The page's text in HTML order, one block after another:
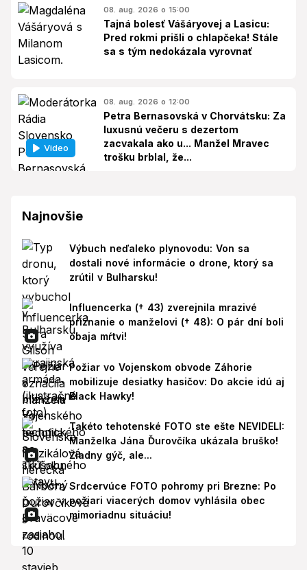
08. aug. 2026 o 15:00
Tajná bolesť Vášáryovej a Lasicu:
Pred rokmi prišli o chlapčeka! Stále
sa s tým nedokázala vyrovnať
Video
08. aug. 2026 o 12:00
Petra Bernasovská v Chorvátsku: Za
luxusnú večeru s dezertom
zacvakala ako u... Manžel Mravec
trošku brblal, že...
Najnovšie
Výbuch neďaleko plynovodu: Von sa
dostali nové informácie o drone, ktorý sa
zrútil v Bulharsku!
Influencerka († 43) zverejnila mrazivé
priznanie o manželovi († 48): O pár dní boli
obaja mŕtvi!
Požiar vo Vojenskom obvode Záhorie
mobilizuje desiatky hasičov: Do akcie idú aj
Black Hawky!
Takéto tehotenské FOTO ste ešte NEVIDELI:
Manželka Jána Ďurovčíka ukázala bruško!
Žiadny gýč, ale...
Srdcervúce FOTO pohromy pri Brezne: Po
požiari viacerých domov vyhlásila obec
mimoriadnu situáciu!